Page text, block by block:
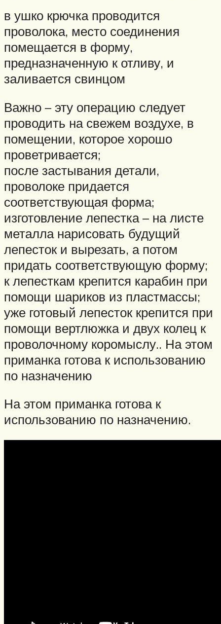
в ушко крючка проводится
проволока, место соединения
помещается в форму,
предназначенную к отливу, и
заливается свинцом
Важно – эту операцию следует
проводить на свежем воздухе, в
помещении, которое хорошо
проветривается;
после застывания детали,
проволоке придается
соответствующая форма;
изготовление лепестка – на листе
металла нарисовать будущий
лепесток и вырезать, а потом
придать соответствующую форму;
к лепесткам крепится карабин при
помощи шариков из пластмассы;
уже готовый лепесток крепится при
помощи вертлюжка и двух колец к
проволочному коромыслу.. На этом
приманка готова к использованию
по назначению
На этом приманка готова к
использованию по назначению.